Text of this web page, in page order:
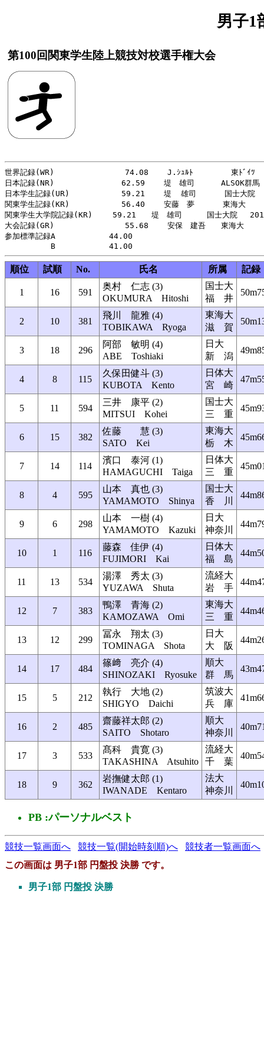
男子1
第100回関東学生陸上競技対校選手権大会
世界記録(WR)               74.08    J.ｼｭﾙﾄ        東ﾄﾞｲﾂ
日本記録(NR)          　　 62.59    堤　雄司   　 ALSOK群馬
日本学生記録(UR)           59.21    堤  雄司      国士大院
関東学生記録(KR)           56.40    安藤　夢      東海大
関東学生大学院記録(KR)　　 59.21　　堤　雄司　　  国士大院　
大会記録(GR)               55.68    安保　建吾　　東海大　　
参加標準記録A　　　　　　　44.00
順位 試順 No. 氏名 所属 記録
1 16 591
奥村 仁志 (3)
OKUMURA Hitoshi
国士大
福 井
2 10 381
飛川 龍雅 (4)
TOBIKAWA Ryoga
東海大
滋 賀
3 18 296
阿部 敏明 (4)
ABE Toshiaki
日大
新 潟
4 8 115
久保田健斗 (3)
KUBOTA Kento
日体大
宮 崎
5 11 594
三井 康平 (2)
MITSUI Kohei
国士大
三 重
6 15 382
佐藤 慧 (3)
SATO Kei
東海大
栃 木
7 14 114
濱口 泰河 (1)
HAMAGUCHI Taiga
日体大
三 重
8 4 595
山本 真也 (3)
YAMAMOTO Shinya
国士大
香 川
9 6 298
山本 一樹 (4)
YAMAMOTO Kazuki
日大
神奈川
10 1 116
藤森 佳伊 (4)
FUJIMORI Kai
日体大
福 島
11 13 534
湯澤 秀太 (3)
YUZAWA Shuta
流経大
岩 手
12 7 383
鴨澤 青海 (2)
KAMOZAWA Omi
東海大
三 重
13 12 299
冨永 翔太 (3)
TOMINAGA Shota
日大
大 阪
14 17 484
篠﨑 亮介 (4)
SHINOZAKI Ryosuke
順大
群 馬
15 5 212
執行 大地 (2)
SHIGYO Daichi
筑波大
兵 庫
16 2 485
齋藤祥太郎 (2)
SAITO Shotaro
順大
神奈川
17 3 533
髙科 貴寛 (3)
TAKASHINA Atsuhito
流経大
千 葉
18 9 362
岩撫健太郎 (1)
IWANADE Kentaro
法大
神奈川
PB :パーソナルベスト
競技一覧画面へ 競技一覧(開始時刻順)へ
競技者一覧画面へ
この画面は 男子1部 円盤投 決勝 です。
男子1部 円盤投 決勝